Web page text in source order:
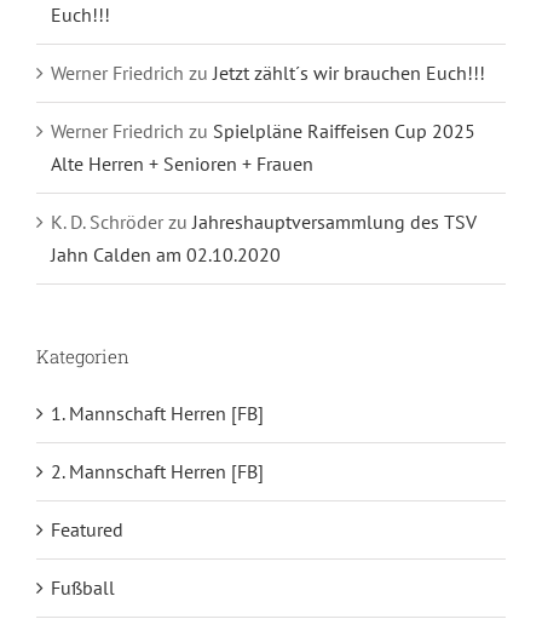
Euch!!!
Werner Friedrich zu Jetzt zählt´s wir brauchen Euch!!!
Werner Friedrich zu Spielpläne Raiffeisen Cup 2025
Alte Herren + Senioren + Frauen
K. D. Schröder zu Jahreshauptversammlung des TSV
Jahn Calden am 02.10.2020
Kategorien
1. Mannschaft Herren [FB]
2. Mannschaft Herren [FB]
Featured
Fußball